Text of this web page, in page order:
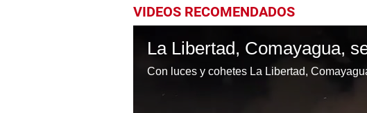
VIDEOS RECOMENDADOS